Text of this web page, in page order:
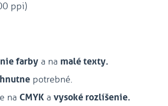
ppi)
farby a na malé texty.
potrebné.
na CMYK a vysoké rozlíšenie.